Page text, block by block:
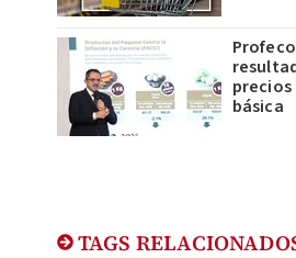
precios
básica
TAGS